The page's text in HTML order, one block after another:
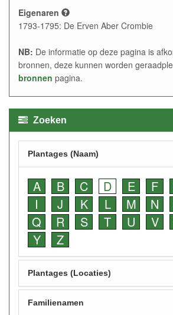
Eigenaren
1793-1795: De Erven Aber Crombie
NB: De informatie op deze pagina is
bronnen, deze kunnen worden
bronnen pagina.
Zoeken
Plantages (Naam)
A B C D E F
I
J K L M N
Q
R S T U V
Y
Z
Plantages (Locaties)
Familienamen